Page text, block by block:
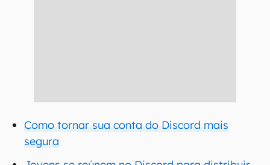
Como tornar sua conta do Discord mais
segura